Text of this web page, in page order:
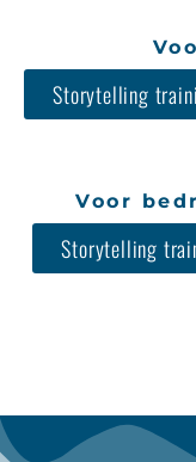
Storytelling
Voor
Storytelling